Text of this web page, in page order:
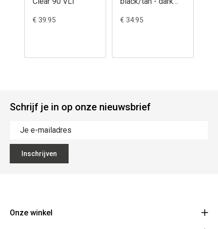
€ 39.95 € 34.95
Schrijf je in op onze nieuwsbrief
Inschrijven
Onze winkel